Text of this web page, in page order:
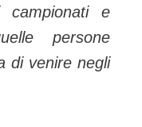
campionati e
persone
di venire negli